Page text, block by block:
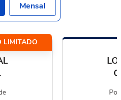
Mensal
LIMITADO